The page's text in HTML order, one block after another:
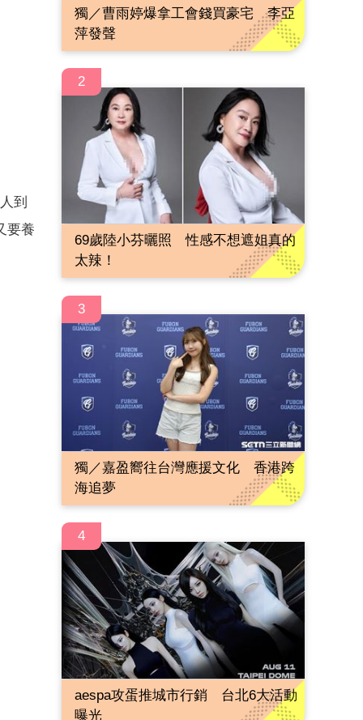
到
要養
獨／曹雨婷爆拿工會錢買豪宅 李亞
萍發聲
2
69歲陸小芬曬照 性感不想遮姐真的
太辣！
3
獨／嘉盈嚮往台灣應援文化 香港跨
海追夢
4
aespa攻蛋推城市行銷 台北6大活動
曝光